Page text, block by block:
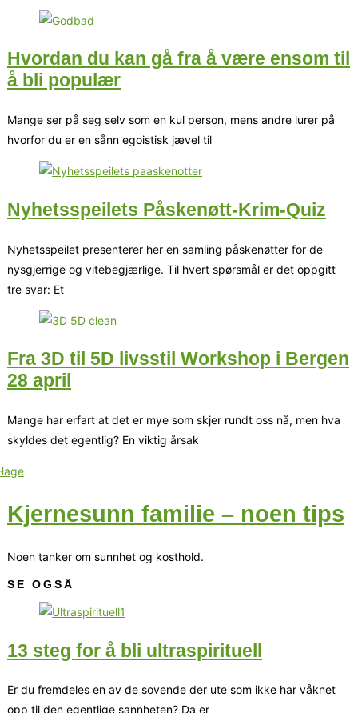
Hvordan du kan gå fra å være ensom til
å bli populær
Mange ser på seg selv som en kul person, mens andre lurer på
hvorfor du er en sånn egoistisk jævel til
Nyhetsspeilets Påskenøtt-Krim-Quiz
Nyhetsspeilet presenterer her en samling påskenøtter for de
nysgjerrige og vitebegjærlige. Til hvert spørsmål er det oppgitt
tre svar: Et
Fra 3D til 5D livsstil Workshop i Bergen
28 april
Mange har erfart at det er mye som skjer rundt oss nå, men hva
skyldes det egentlig? En viktig årsak
Kjernesunn familie – noen tips
Noen tanker om sunnhet og kosthold.
SE OGSÅ
13 steg for å bli ultraspirituell
Er du fremdeles en av de sovende der ute som ikke har våknet
opp til den egentlige sannheten? Da er